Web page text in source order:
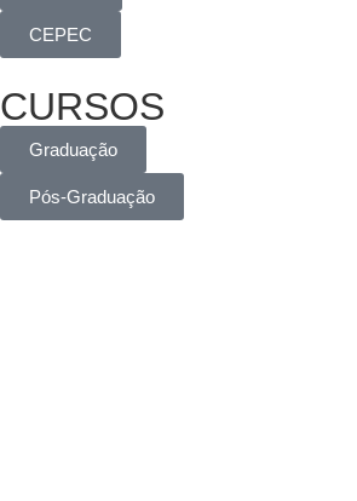
CEPEC
CURSOS
Graduação
Pós-Graduação